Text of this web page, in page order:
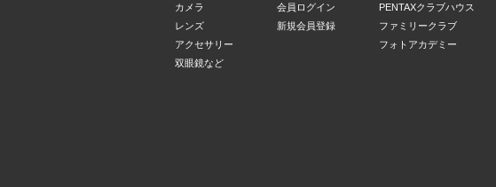
カメラ
レンズ
アクセサリー
双眼鏡など
会員ログイン
新規会員登録
PENTAXクラブハウス
ファミリークラブ
フォトアカデミー